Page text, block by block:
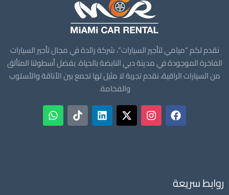
نقدم لكم “ميامي لتأجير السيارات”، شركة رائدة في مجال تأجير السيارات
الفاخرة الموجودة في مدينة دبي النابضة بالحياة. بفضل أسطولنا المتألق
من السيارات الراقية، نقدم تجربة لا مثيل لها تجمع بين الأناقة والأسلوب
والفخامة.
روابط سريعة